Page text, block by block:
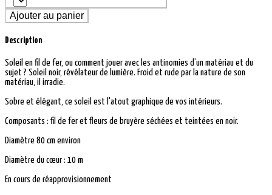
Ajouter au panier
Description
Soleil en fil de fer, ou comment jouer avec les antinomies d’un matériau et du
sujet ? Soleil noir, révélateur de lumière. Froid et rude par la nature de son
matériau, il irradie.
Sobre et élégant, ce soleil est l'atout graphique de vos intérieurs.
Composants : fil de fer et fleurs de bruyère séchées et teintées en noir.
Diamètre 80 cm environ
Diamètre du cœur : 10 m
En cours de réapprovisionnement